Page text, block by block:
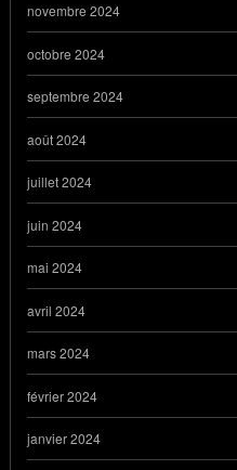
novembre 2024
octobre 2024
septembre 2024
août 2024
juillet 2024
juin 2024
mai 2024
avril 2024
mars 2024
février 2024
janvier 2024